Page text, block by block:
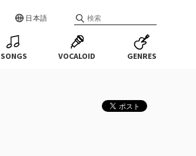
日本語
SONGS VOCALOID GENRES